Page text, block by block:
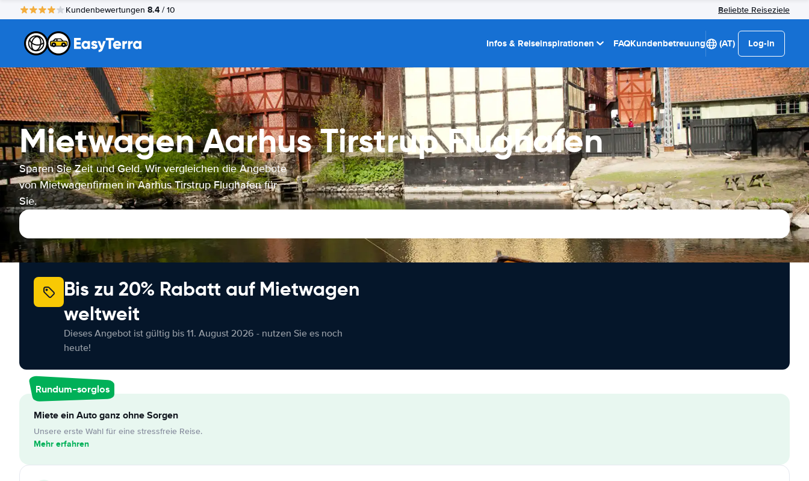
Kundenbewertungen 8.4 / 10 Beliebte Reiseziele
Infos & Reiseinspirationen FAQKundenbetreuung (AT) Log-in
Mietwagen Aarhus Tirstrup Flughafen
Sparen Sie Zeit und Geld. Wir vergleichen die Angebote
von Mietwagenfirmen in Aarhus Tirstrup Flughafen für
Sie.
Bis zu 20% Rabatt auf Mietwagen
weltweit
Dieses Angebot ist gültig bis 11. August 2026 - nutzen Sie es noch
heute!
Rundum-sorglos
Miete ein Auto ganz ohne Sorgen
Unsere erste Wahl für eine stressfreie Reise.
Mehr erfahren